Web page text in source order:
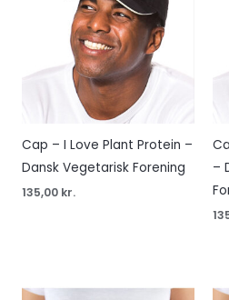
Cap – I Love Plant Protein –
Dansk Vegetarisk Forening
135,00 kr.
–